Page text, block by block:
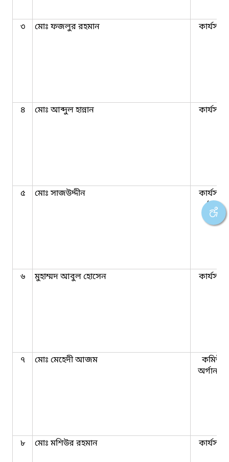
৩ মোঃ ফজলুর রহমান
৪ মোঃ আব্দুল হান্নান
৫ মোঃ সাজউদ্দীন
৬ মুহাম্মদ আবুল হোসেন
৭ মোঃ মেহেদী আজম
৮ মোঃ মশিউর রহমান